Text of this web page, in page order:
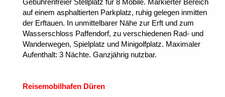
Gebührenfreier Stellplatz für 8 Mobile. Markierter Bereich
auf einem asphaltierten Parkplatz, ruhig gelegen inmitten
der Erftauen. In unmittelbarer Nähe zur Erft und zum
Wasserschloss Paffendorf, zu verschiedenen Rad- und
Wanderwegen, Spielplatz und Minigolfplatz. Maximaler
Aufenthalt: 3 Nächte. Ganzjährig nutzbar.
Reisemobilhafen Düren